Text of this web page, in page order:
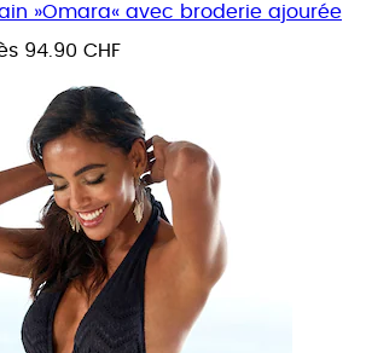
»Omara« avec broderie ajourée
94.90 CHF